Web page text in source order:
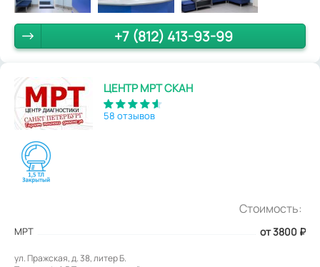
+7 (812) 413-93-99
ЦЕНТР МРТ СКАН
58 отзывов
Стоимость:
МРТ от 3800 ₽
ул. Пражская, д. 38, литер Б.